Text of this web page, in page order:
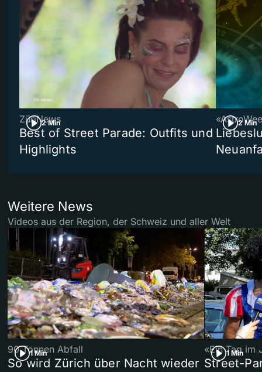
2 Min
ZüriNews
Best of Street Parade: Outfits und
Highlights
2 Min
Weitere News
Videos aus der Region, der Schweiz und aller Welt
1 Min
90 Tonnen Abfall
So wird Zürich über Nacht wieder
1 Min
«Ein Tag im
Street-